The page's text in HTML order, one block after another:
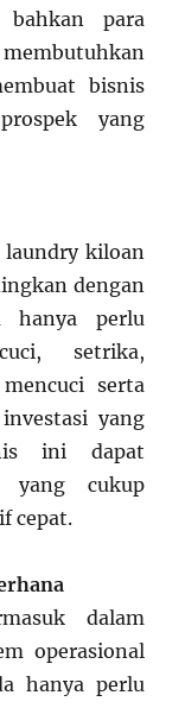
bahkan para
bisnis
yang
laundry kiloan
dengan
hanya perlu
setrika,
serta
yang
ini dapat
yang cukup
cepat.
dalam
operasional
hanya perlu